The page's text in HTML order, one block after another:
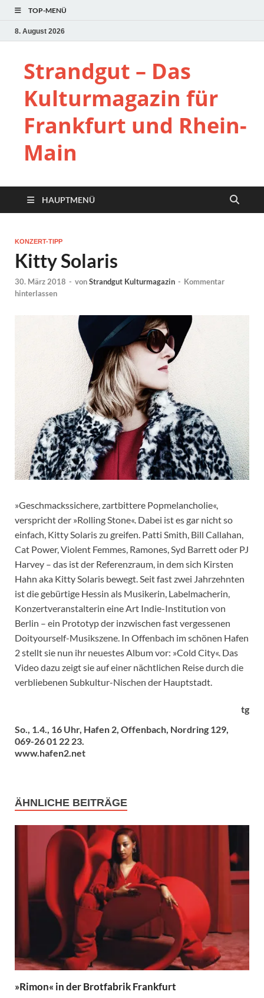
TOP-MENÜ
8. August 2026
Strandgut – Das
Kulturmagazin für
Frankfurt und Rhein-
Main
HAUPTMENÜ
KONZERT-TIPP
Kitty Solaris
30. März 2018 - vonStrandgut Kulturmagazin - Kommentar
hinterlassen
»Geschmackssichere, zartbittere Popmelancholie«,
verspricht der »Rolling Stone«. Dabei ist es gar nicht so
einfach, Kitty Solaris zu greifen. Patti Smith, Bill Callahan,
Cat Power, Violent Femmes, Ramones, Syd Barrett oder PJ
Harvey – das ist der Referenzraum, in dem sich Kirsten
Hahn aka Kitty Solaris bewegt. Seit fast zwei Jahrzehnten
ist die gebürtige Hessin als Musikerin, Labelmacherin,
Konzertveranstalterin eine Art Indie-Institution von
Berlin – ein Prototyp der inzwischen fast vergessenen
Doityourself-Musikszene. In Offenbach im schönen Hafen
2 stellt sie nun ihr neuestes Album vor: »Cold City«. Das
Video dazu zeigt sie auf einer nächtlichen Reise durch die
verbliebenen Subkultur-Nischen der Hauptstadt.
tg
So., 1.4., 16 Uhr, Hafen 2, Offenbach, Nordring 129,
069-26 01 22 23.
www.hafen2.net
ÄHNLICHE BEITRÄGE
»Rimon« in der Brotfabrik Frankfurt